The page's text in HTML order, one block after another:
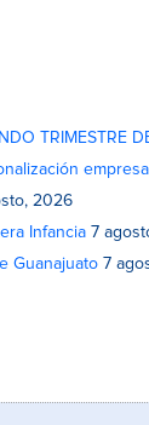
TRIMESTRE
2026
Infancia 7
Guanajuato 7